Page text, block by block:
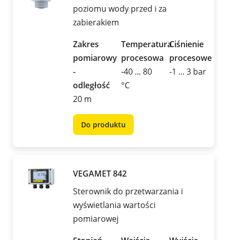
poziomu wody przed i za
zabierakiem
Zakres
pomiarowy
-
odległość
20 m
Temperatura
procesowa
-40 ... 80
°C
Ciśnienie
procesowe
-1 ... 3 bar
Do produktu
VEGAMET 842
Sterownik do przetwarzania i
wyświetlania wartości
pomiarowej